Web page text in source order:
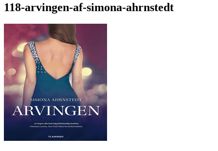
118-arvingen-af-simona-ahrnstedt